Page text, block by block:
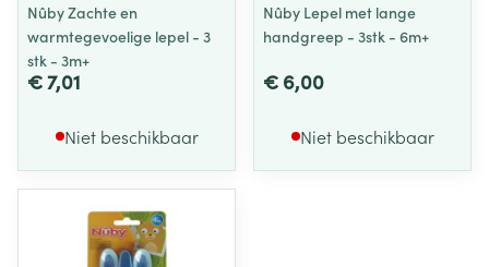
Nûby Zachte en
warmtegevoelige lepel - 3
stk - 3m+
€ 7,01
Niet beschikbaar
Nûby Lepel met lange
handgreep - 3stk - 6m+
€ 6,00
Niet beschikbaar